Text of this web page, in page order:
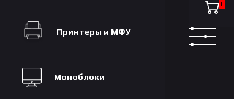
Принтеры и МФУ
Моноблоки
0